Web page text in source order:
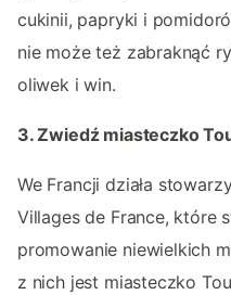
cukinii, papryki i
nie może też zabraknąć
oliwek i win.
3. Zwiedź miasteczko
We Francji działa
Villages de France, które
promowanie niewielkich
z nich jest miasteczko